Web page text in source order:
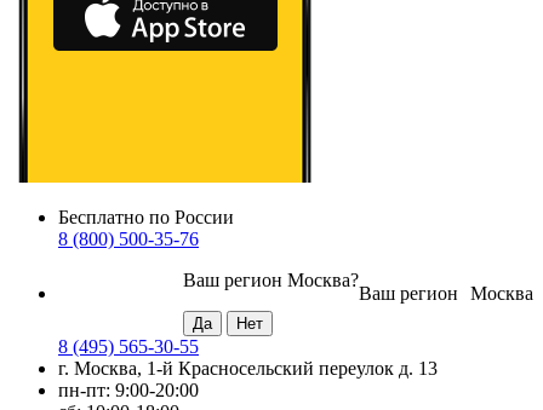
Бесплатно по России
8 (800) 500-35-76
Москва
Ваш регион
Ваш регион Москва?
8 (495) 565-30-55
г. Москва, 1-й Красносельский переулок д. 13
пн-пт: 9:00-20:00